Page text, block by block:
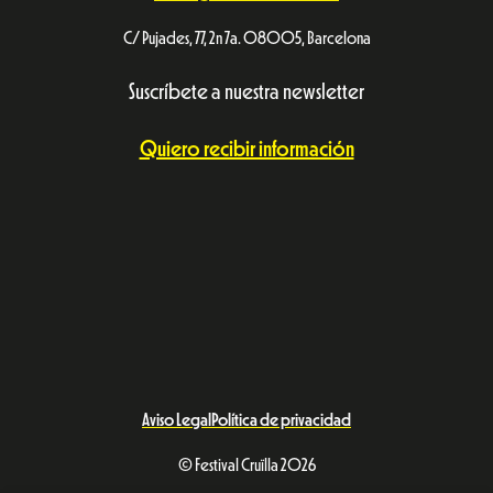
C/ Pujades, 77, 2n 7a. 08005, Barcelona
Suscríbete a nuestra newsletter
Quiero recibir información
Aviso Legal Política de privacidad
© Festival Cruïlla 2026